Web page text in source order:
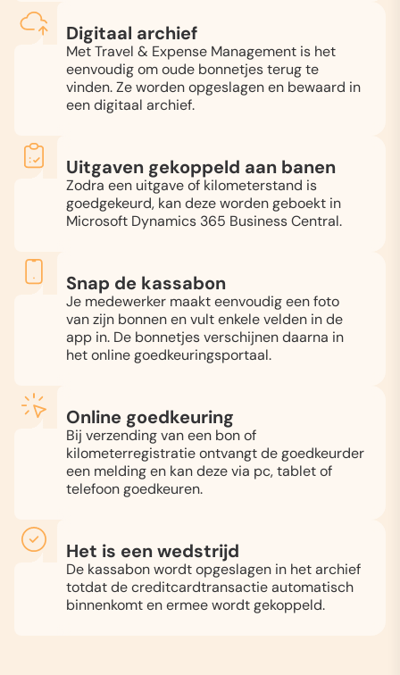
Digitaal archief
Met Travel & Expense Management is het
eenvoudig om oude bonnetjes terug te
vinden. Ze worden opgeslagen en bewaard in
een digitaal archief.
Uitgaven gekoppeld aan banen
Zodra een uitgave of kilometerstand is
goedgekeurd, kan deze worden geboekt in
Microsoft Dynamics 365 Business Central.
Snap de kassabon
Je medewerker maakt eenvoudig een foto
van zijn bonnen en vult enkele velden in de
app in. De bonnetjes verschijnen daarna in
het online goedkeuringsportaal.
Online goedkeuring
Bij verzending van een bon of
kilometerregistratie ontvangt de goedkeurder
een melding en kan deze via pc, tablet of
telefoon goedkeuren.
Het is een wedstrijd
De kassabon wordt opgeslagen in het archief
totdat de creditcardtransactie automatisch
binnenkomt en ermee wordt gekoppeld.